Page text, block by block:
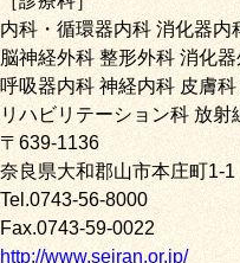
〒639-1136
奈良県大和郡山市本庄町1-1
Tel.0743-56-8000
Fax.0743-59-0022
http://www.seiran.or.jp/